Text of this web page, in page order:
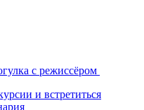
с режиссёром
и встретиться